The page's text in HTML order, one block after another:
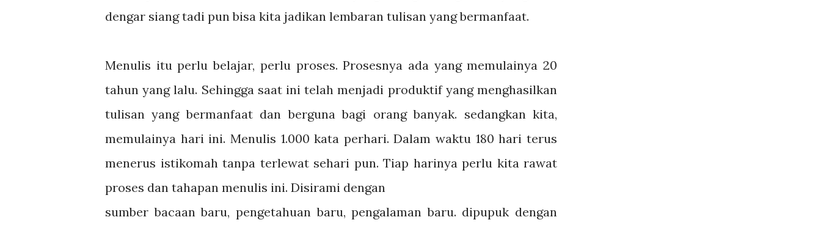
dengar siang tadi pun bisa kita jadikan lembaran tulisan yang bermanfaat.
Menulis itu perlu belajar, perlu proses. Prosesnya ada yang memulainya 20
tahun yang lalu. Sehingga saat ini telah menjadi produktif yang menghasilkan
tulisan yang bermanfaat dan berguna bagi orang banyak. sedangkan kita,
memulainya hari ini. Menulis 1.000 kata perhari. Dalam waktu 180 hari terus
menerus istikomah tanpa terlewat sehari pun. Tiap harinya perlu kita rawat
proses dan tahapan menulis ini. Disirami dengan
sumber bacaan baru, pengetahuan baru, pengalaman baru. dipupuk dengan